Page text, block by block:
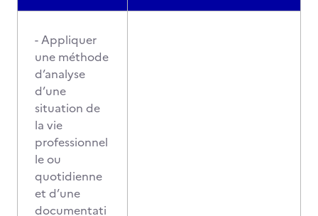
- Appliquer
une méthode
d’analyse
d’une
situation de
la vie
professionnel
le ou
quotidienne
et d’une
documentati